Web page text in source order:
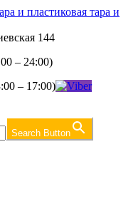
144
– 24:00)
– 17:00)
Search Button